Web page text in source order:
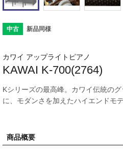
中古 新品同様
カワイ アップライトピアノ
KAWAI K-700(2764)
Kシリーズの最高峰。カワイ伝統の
に、モダンさを加えたハイエンドモデ
商品概要